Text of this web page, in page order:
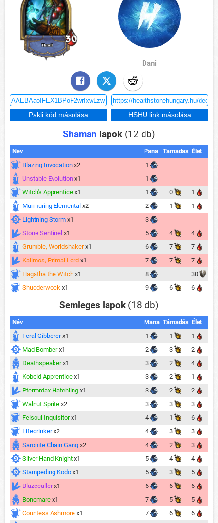
Dani
Shaman lapok (12 db)
Név Pana Támadás Élet
Blazing Invocation x2
1
Unstable Evolution x1
1
Witch's Apprentice x1 1 0
1
Murmuring Elemental x2 2 1
1
Lightning Storm x1
3
Stone Sentinel x1 5 4
4
Grumble, Worldshaker x1 6 7
7
Kalimos, Primal Lord x1 7 7
7
Hagatha the Witch x1 8
30
Shudderwock x1 9 6 6
Semleges lapok (18 db)
Név Mana Támadás Élet
Feral Gibberer x1 1 1
1
Mad Bomber x1 2 3
2
Deathspeaker x1 3 2
4
Kobold Apprentice x1 3 2
1
Pterrordax Hatchling x1 3 2
2
Walnut Sprite x2 3 3
3
Felsoul Inquisitor x1 4 1
6
Lifedrinker x2 4 3
3
Saronite Chain Gang x2 4 2
3
Silver Hand Knight x1 5 4
4
Stampeding Kodo x1 5 3
5
Blazecaller x1 6 6
6
Bonemare x1 7 5
5
Countess Ashmore x1 7 6 6